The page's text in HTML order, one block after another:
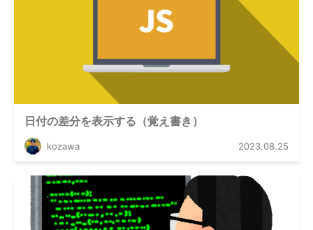
日付の差分を表示する（覚え書き）
kozawa 2023.08.25